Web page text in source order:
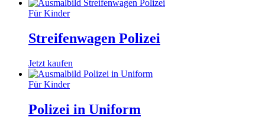
Für Kinder
Streifenwagen Polizei
Jetzt kaufen
Für Kinder
Polizei in Uniform